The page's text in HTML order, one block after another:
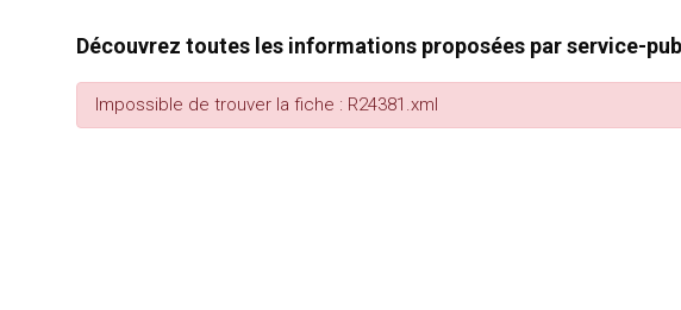
Découvrez toutes les informations proposées par service-
Impossible de trouver la fiche : R24381.xml